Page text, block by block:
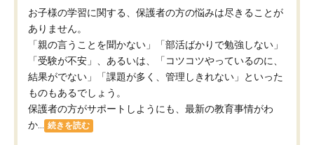
お子様の学習に関する、保護者の方の悩みは尽きることが
ありません。
「親の言うことを聞かない」「部活ばかりで勉強しない」
「受験が不安」、あるいは、「コツコツやっているのに、
結果がでない」「課題が多く、管理しきれない」といった
ものもあるでしょう。
保護者の方がサポートしようにも、最新の教育事情がわ
か...
続きを読む